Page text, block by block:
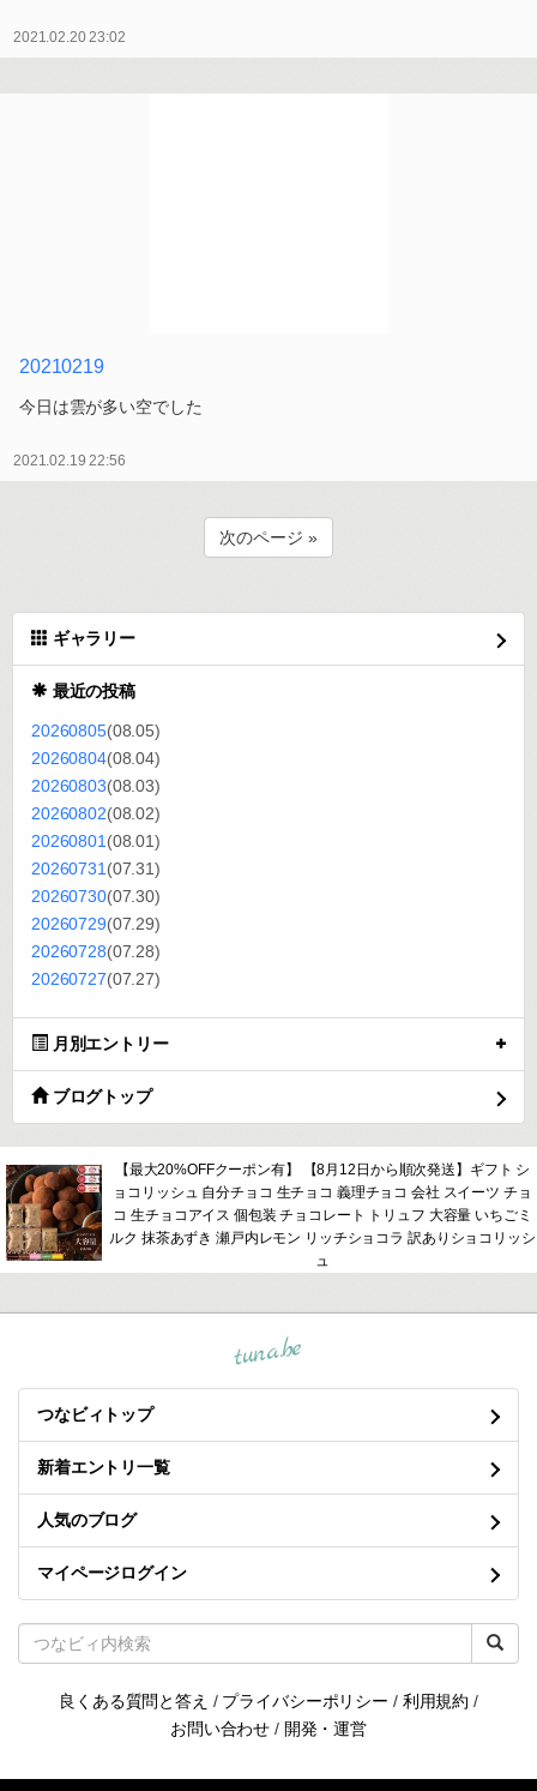
2021.02.20 23:02
20210219
今日は雲が多い空でした
2021.02.19 22:56
次のページ »
ギャラリー
最近の投稿
20260805(08.05)
20260804(08.04)
20260803(08.03)
20260802(08.02)
20260801 (08.01)
20260731 (07.31)
20260730(07.30)
20260729(07.29)
20260728(07.28)
20260727(07.27)
月別エントリー
ブログトップ
【最大20%OFFクーポン有】 【8月12日から順次発送】ギフト シ
ョコリッシュ 自分チョコ 生チョコ 義理チョコ 会社 スイーツ チョ
コ 生チョコアイス 個包装 チョコレート トリュフ 大容量 いちごミ
ルク 抹茶あずき 瀬戸内レモン リッチショコラ 訳ありショコリッシ
ュ
tuna.be
つなビィトップ
新着エントリ一覧
人気のブログ
マイページログイン
良くある質問と答え / プライバシーポリシー / 利用規約 /
お問い合わせ / 開発・運営